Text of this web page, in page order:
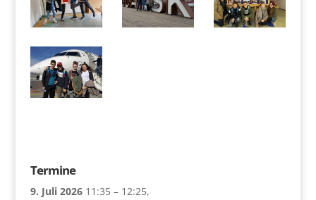
Termine
9. Juli 2026 11:35 – 12:25,